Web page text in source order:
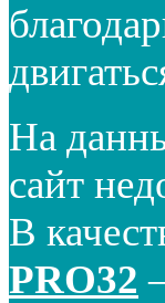
На
сайт
В
PRO32